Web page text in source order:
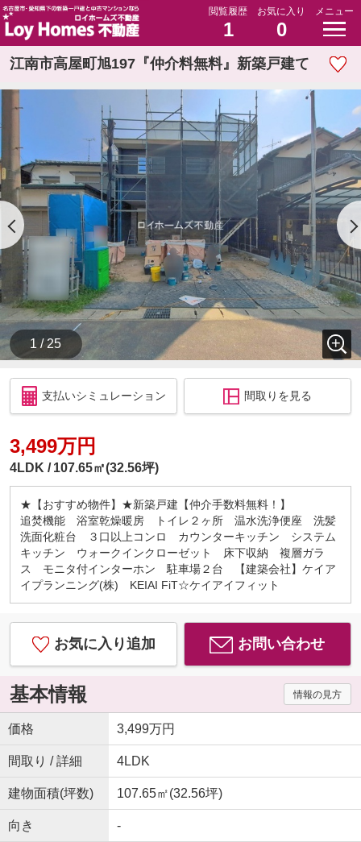
閲覧履歴
1
お気に入り
0
メニュー
江南市高屋町旭197『仲介料無料』新築戸建て
1 / 25
支払いシミュレーション 間取りを見る
3,499万円
4LDK 107.65㎡(32.56坪)
★【おすすめ物件】★新築戸建【仲介手数料無料！】
追焚機能 浴室乾燥暖房 トイレ２ヶ所 温水洗浄便座 洗髪
洗面化粧台 ３口以上コンロ カウンターキッチン システム
キッチン ウォークインクローゼット 床下収納 複層ガラ
ス モニタ付インターホン 駐車場２台 【建築会社】ケイア
イプランニング(株) KEIAI FiT☆ケイアイフィット
お気に入り追加 お問い合わせ
基本情報 情報の見方
価格 3,499万円
間取り / 詳細 4LDK
建物面積(坪数) 107.65㎡(32.56坪)
向き -